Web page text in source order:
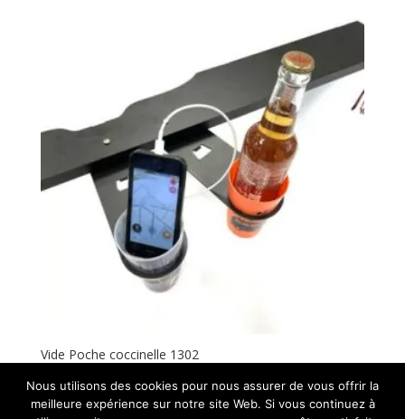
Vide Poche coccinelle 1302
100,00
Nous utilisons des cookies pour nous assurer de vous offrir la
meilleure expérience sur notre site Web. Si vous continuez à